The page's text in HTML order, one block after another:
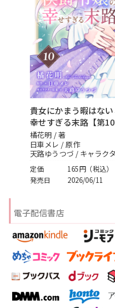
スフレコミックス
ロイヤルキス＆チュールキス
ピュールコミックス
フェアリーキス
Miacomics
BLUEMOON Novels
ペタル
BLノベル
少女コミック
ライトノベル
全作品ジャンル一覧へ
会社情報一覧
会社概要
採用情報
募集情報
PurComics募集情報
書店様向け試し読み・POPダウ
ご感想・
貴女にかまう暇はな
幸せすぎる末路【第10
橘花明 / 著
日車メレ / 原作
天路ゆうつづ / キャラク
定価
165円（税込）
発売日
2026/06/11
電子配信書店